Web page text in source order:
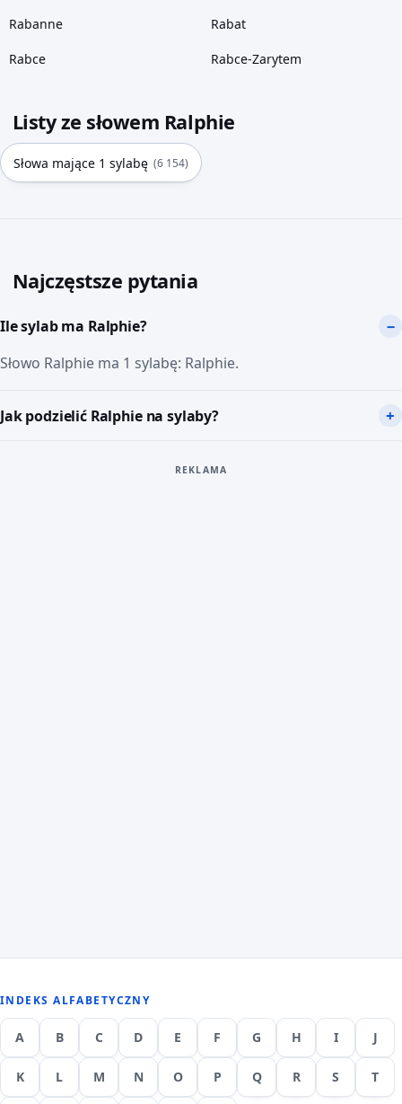
Rabanne Rabat
Rabce Rabce-Zarytem
Listy ze słowem Ralphie
Słowa mające 1 sylabę (6 154)
Najczęstsze pytania
Ile sylab ma Ralphie?
Słowo Ralphie ma 1 sylabę: Ralphie.
Jak podzielić Ralphie na sylaby?
REKLAMA
INDEKS ALFABETYCZNY
A B C D E F G H I J
K L M N O P Q R S T